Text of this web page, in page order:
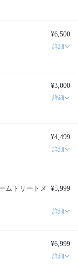
¥6,500
詳細
¥3,000
詳細
¥4,499
詳細
ムトリートメ
¥5,999
詳細
¥6,999
詳細